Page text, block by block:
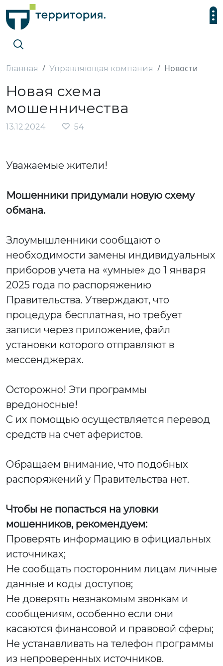
Главная Управляющая компания Новости
Новая схема
мошенничества
13.12.2024 54
Уважаемые жители!
Мошенники придумали новую схему
обмана.
Злоумышленники сообщают о
необходимости замены индивидуальных
приборов учета на «умные» до 1 января
2025 года по распоряжению
Правительства. Утверждают, что
процедура бесплатная, но требует
записи через приложение, файл
установки которого отправляют в
мессенджерах.
Осторожно! Эти программы
вредоносные!
С их помощью осуществляется перевод
средств на счет аферистов.
Обращаем внимание, что подобных
распоряжений у Правительства нет.
Чтобы не попасться на уловки
мошенников, рекомендуем:
Проверять информацию в официальных
источниках;
Не сообщать посторонним лицам личные
данные и коды доступов;
Не доверять незнакомым звонкам и
сообщениям, особенно если они
касаются финансовой и правовой сферы;
Не устанавливать на телефон программы
из непроверенных источников.